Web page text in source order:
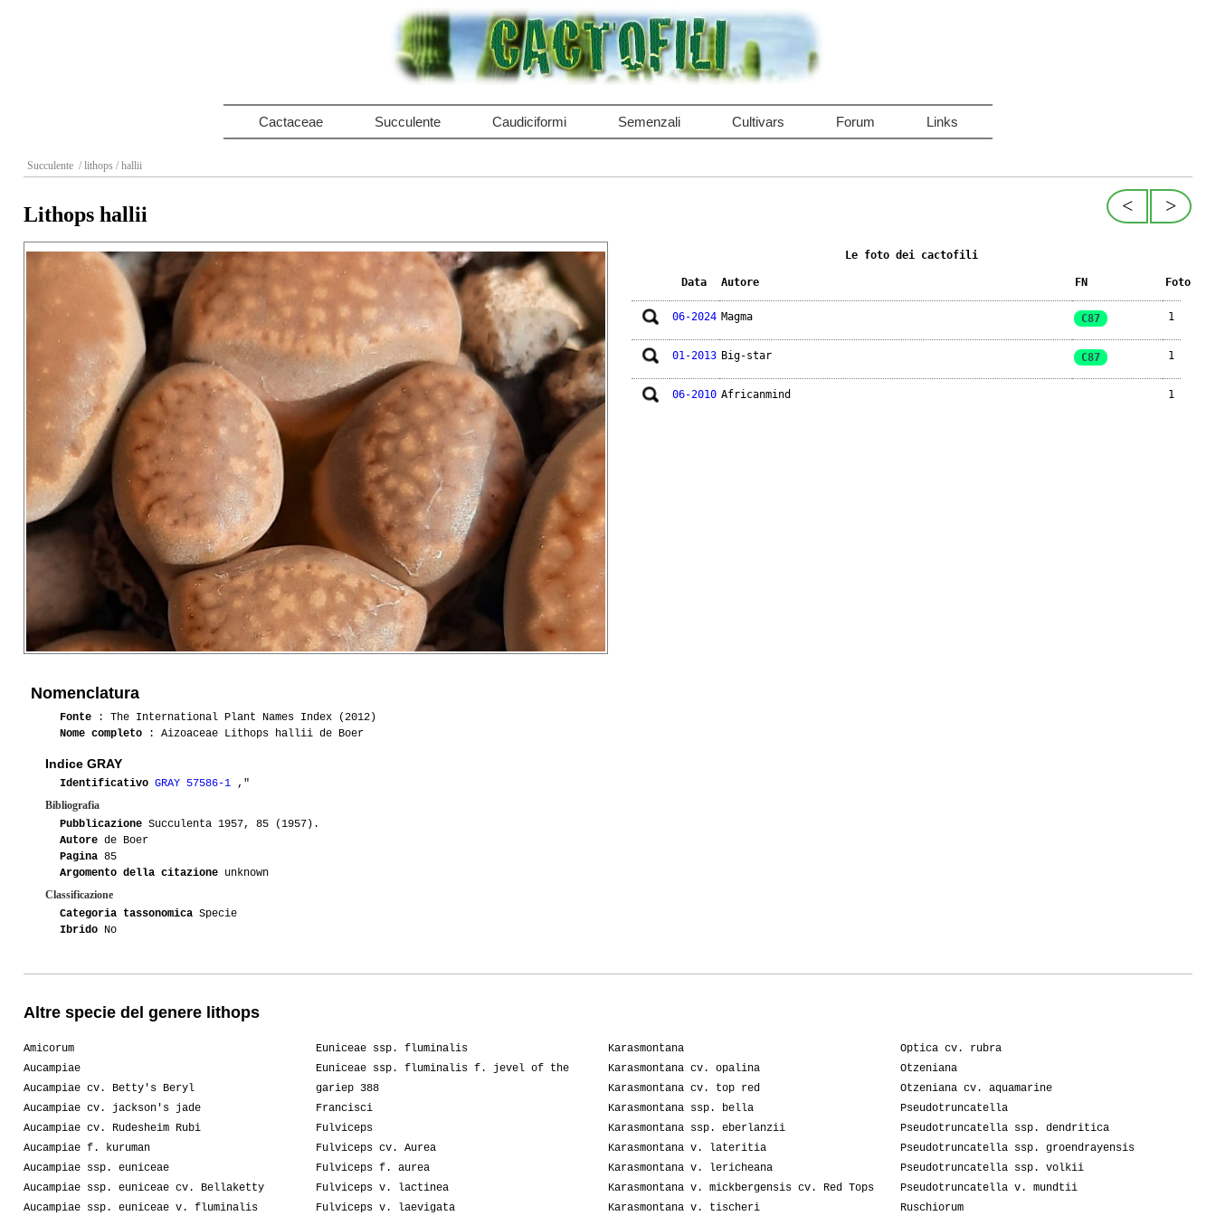
Cactaceae Succulente Caudiciformi Semenzali Cultivars Forum Links
Succulente / lithops / hallii
>
<
Lithops hallii
Le foto dei cactofili
Data Autore FN Foto
06-2024 Magma C87 1
01-2013 Big-star C87 1
06-2010 Africanmind 1
Nomenclatura
Fonte : The International Plant Names Index (2012)
Nome completo : Aizoaceae Lithops hallii de Boer
Indice GRAY
Identificativo GRAY 57586-1 ,"
Bibliografia
Pubblicazione Succulenta 1957, 85 (1957).
Autore de Boer
Pagina 85
Argomento della citazione unknown
Classificazione
Categoria tassonomica Specie
Ibrido No
Altre specie del genere lithops
Amicorum
Aucampiae
Aucampiae cv. Betty's Beryl
Aucampiae cv. jackson's jade
Aucampiae cv. Rudesheim Rubi
Aucampiae f. kuruman
Aucampiae ssp. euniceae
Aucampiae ssp. euniceae cv. Bellaketty
Aucampiae ssp. euniceae v. fluminalis
Euniceae ssp. fluminalis
Euniceae ssp. fluminalis f. jevel of the
gariep 388
Francisci
Fulviceps
Fulviceps cv. Aurea
Fulviceps f. aurea
Fulviceps v. lactinea
Fulviceps v. laevigata
Karasmontana
Karasmontana cv. opalina
Karasmontana cv. top red
Karasmontana ssp. bella
Karasmontana ssp. eberlanzii
Karasmontana v. lateritia
Karasmontana v. lericheana
Karasmontana v. mickbergensis cv. Red Tops
Karasmontana v. tischeri
Optica cv. rubra
Otzeniana
Otzeniana cv. aquamarine
Pseudotruncatella
Pseudotruncatella ssp. dendritica
Pseudotruncatella ssp. groendrayensis
Pseudotruncatella ssp. volkii
Pseudotruncatella v. mundtii
Ruschiorum